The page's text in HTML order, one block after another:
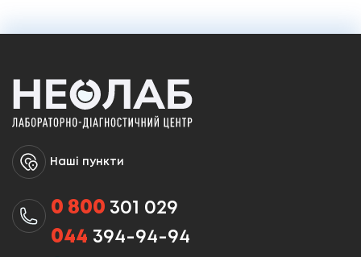
Наші пункти
0 800 301 029
044 394-94-94